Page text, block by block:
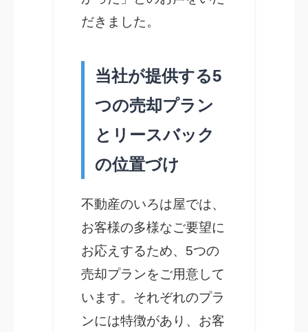
だきました。
当社が提供する5
つの売却プラン
とリースバック
の位置づけ
不動産のいろは屋では、
お客様の多様なご要望に
お応えするため、5つの
売却プランをご用意して
います。それぞれのプラ
ンには特徴があり、お客